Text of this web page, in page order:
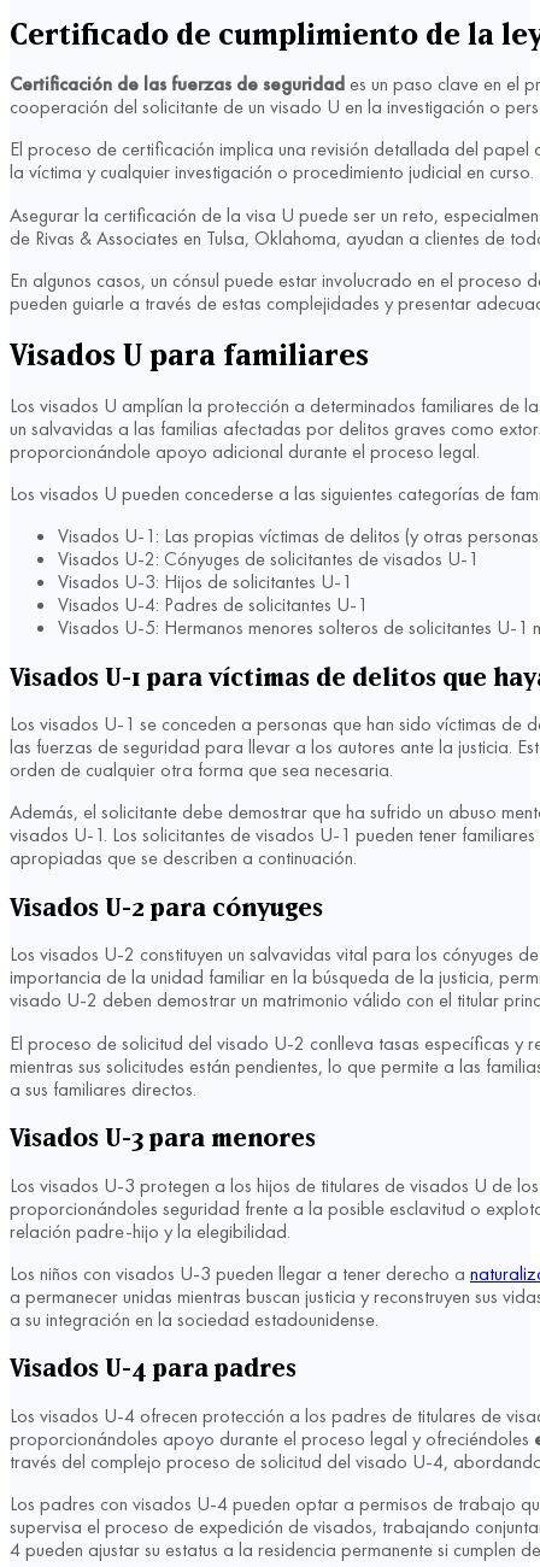
Certificado de cumplimiento de la
Certificación de las fuerzas de seguridades un paso clave en el
cooperación del solicitante de un visado U en la investigación o
El proceso de certificación implica una revisión detallada del
la víctima y cualquier investigación o procedimiento judicial en curso.
Asegurar la certificación de la visa U puede ser un reto,
de Rivas & Associates en Tulsa, Oklahoma, ayudan a clientes de
En algunos casos, un cónsul puede estar involucrado en el
pueden guiarle a través de estas complejidades y presentar
Visados U para familiares
Los visados U amplían la protección a determinados familiares de
un salvavidas a las familias afectadas por delitos graves como
proporcionándole apoyo adicional durante el proceso legal.
Los visados U pueden concederse a las siguientes categorías de
Visados U-1: Las propias víctimas de delitos (y otras
Visados U-2: Cónyuges de solicitantes de visados U-1
Visados U-3: Hijos de solicitantes U-1
Visados U-4: Padres de solicitantes U-1
Visados U-5: Hermanos menores solteros de solicitantes U-1
Visados U-1 para víctimas de delitos que
Los visados U-1 se conceden a personas que han sido víctimas
las fuerzas de seguridad para llevar a los autores ante la justicia.
orden de cualquier otra forma que sea necesaria.
Además, el solicitante debe demostrar que ha sufrido un abuso
visados U-1. Los solicitantes de visados U-1 pueden tener
apropiadas que se describen a continuación.
Visados U-2 para cónyuges
Los visados U-2 constituyen un salvavidas vital para los cónyuges
importancia de la unidad familiar en la búsqueda de la justicia,
visado U-2 deben demostrar un matrimonio válido con el titular
El proceso de solicitud del visado U-2 conlleva tasas específicas y
mientras sus solicitudes están pendientes, lo que permite a las
a sus familiares directos.
Visados U-3 para menores
Los visados U-3 protegen a los hijos de titulares de visados U de
proporcionándoles seguridad frente a la posible esclavitud o
relación padre-hijo y la elegibilidad.
Los niños con visados U-3 pueden llegar a tener derecho a
a permanecer unidas mientras buscan justicia y reconstruyen sus
a su integración en la sociedad estadounidense.
Visados U-4 para padres
Los visados U-4 ofrecen protección a los padres de titulares de
proporcionándoles apoyo durante el proceso legal y ofreciéndoles
través del complejo proceso de solicitud del visado U-4,
Los padres con visados U-4 pueden optar a permisos de trabajo
supervisa el proceso de expedición de visados, trabajando
4 pueden ajustar su estatus a la residencia permanente si cumplen